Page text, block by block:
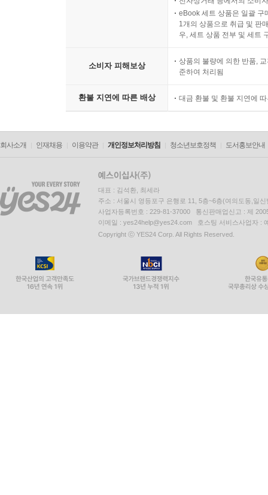
eBook 세트 상품은 일괄 구
1개의 상품으로 취급 및 판
우, 세트 상품 전부 및 세트
소비자 피해보상
상품의 불량에 의한 반품,
준하여 처리됨
환불 지연에 따른 배상 대금 환불 및 환불 지연에
회사소개 인재채용 이용약관 개인정보처리방침 청소년보호정책 도서홍보안내
대표 : 김석환, 최세라
주소 : 서울시 영등포구 은행로 11, 5층~6층(여의도동,일신
사업자등록번호 : 229-81-37000 통신판매업신고 : 제
이메일 : yes24help@yes24.com 호스팅 서비스사업자 :
Copyright ⓒ YES24 Corp. All Rights Reserved.